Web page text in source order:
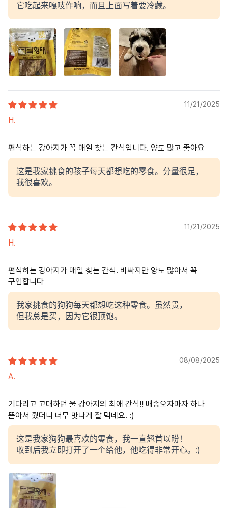
它吃起来嘎吱作响，而且上面写着要冷藏。
11/21/2025
H.
편식하는 강아지가 꼭 매일 찾는 간식입니다. 양도 많고 좋아요
这是我家挑食的孩子每天都想吃的零食。分量很足，
我很喜欢。
11/21/2025
H.
편식하는 강아지가 매일 찾는 간식. 비싸지만 양도 많아서 꼭
구입합니다
我家挑食的狗狗每天都想吃这种零食。虽然贵，
但我总是买，因为它很顶饱。
08/08/2025
A.
기다리고 고대하던 울 강아지의 최애 간식!! 배송오자마자 하나
뜯아서 줬더니 너무 맛나게 잘 먹네요. :)
这是我家狗狗最喜欢的零食，我一直翘首以盼！
收到后我立即打开了一个给他，他吃得非常开心。:)